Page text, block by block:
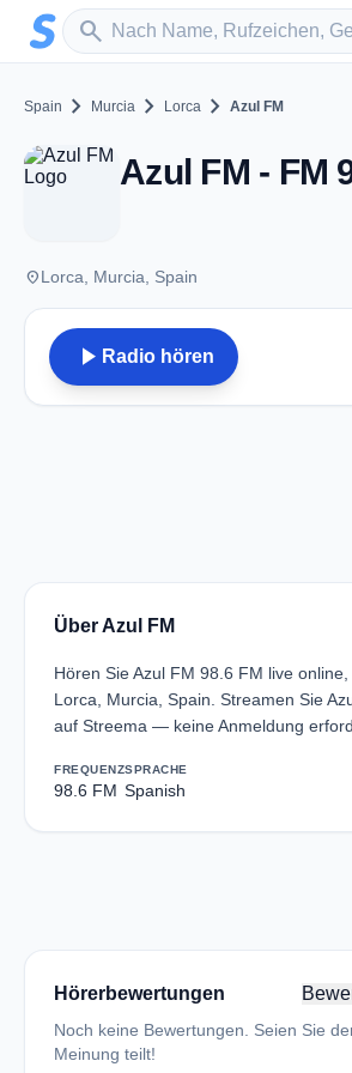
Zum Hauptinhalt springen
search
Sender suchen
Spain chevron_right Murcia chevron_right Lorca chevron_right Azul FM
placeLorca, Murcia, Spain
play_arrow Radio hören
Über Azul FM
Hören Sie Azul FM 98.6 FM live
Lorca, Murcia, Spain. Streamen Sie
auf Streema — keine Anmeldung
FREQUENZ
98.6 FM
SPRACHE
Spanish
Hörerbewertungen
Noch keine Bewertungen. Seien Sie
Meinung teilt!